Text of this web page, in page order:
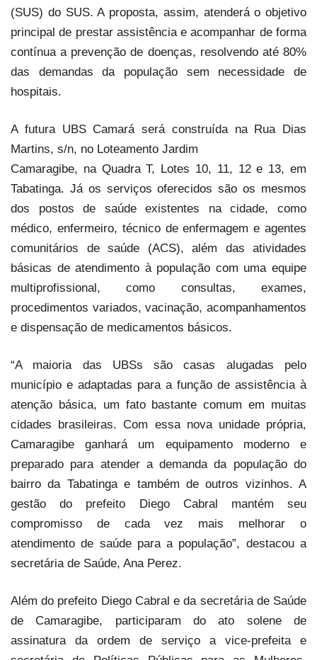
(SUS) do SUS. A proposta, assim, atenderá o objetivo
principal de prestar assistência e acompanhar de forma
contínua a prevenção de doenças, resolvendo até 80%
das demandas da população sem necessidade de
hospitais.
A futura UBS Camará será construída na Rua Dias
Martins, s/n, no Loteamento Jardim
Camaragibe, na Quadra T, Lotes 10, 11, 12 e 13, em
Tabatinga. Já os serviços oferecidos são os mesmos
dos postos de saúde existentes na cidade, como
médico, enfermeiro, técnico de enfermagem e agentes
comunitários de saúde (ACS), além das atividades
básicas de atendimento à população com uma equipe
multiprofissional, como consultas, exames,
procedimentos variados, vacinação, acompanhamentos
e dispensação de medicamentos básicos.
“A maioria das UBSs são casas alugadas pelo
município e adaptadas para a função de assistência à
atenção básica, um fato bastante comum em muitas
cidades brasileiras. Com essa nova unidade própria,
Camaragibe ganhará um equipamento moderno e
preparado para atender a demanda da população do
bairro da Tabatinga e também de outros vizinhos. A
gestão do prefeito Diego Cabral mantém seu
compromisso de cada vez mais melhorar o
atendimento de saúde para a população”, destacou a
secretária de Saúde, Ana Perez.
Além do prefeito Diego Cabral e da secretária de Saúde
de Camaragibe, participaram do ato solene de
assinatura da ordem de serviço a vice-prefeita e